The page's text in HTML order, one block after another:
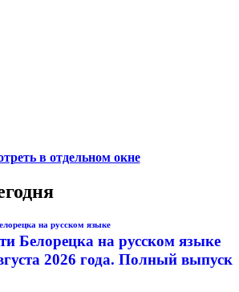
в отдельном окне
на русском языке
Белорецка на русском языке
2026 года. Полный выпуск